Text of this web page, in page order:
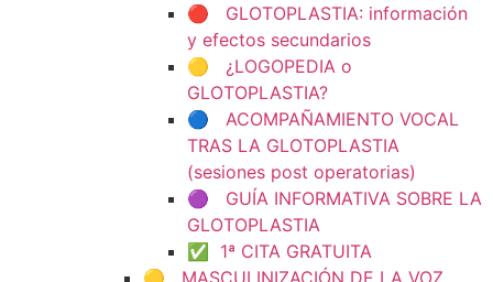
🔴 GLOTOPLASTIA: información
y efectos secundarios
🟡 ¿LOGOPEDIA o
GLOTOPLASTIA?
🔵 ACOMPAÑAMIENTO VOCAL
TRAS LA GLOTOPLASTIA
(sesiones post operatorias)
🟣 GUÍA INFORMATIVA SOBRE LA
GLOTOPLASTIA
✅ 1ª CITA GRATUITA
🟡 MASCULINIZACIÓN DE LA VOZ